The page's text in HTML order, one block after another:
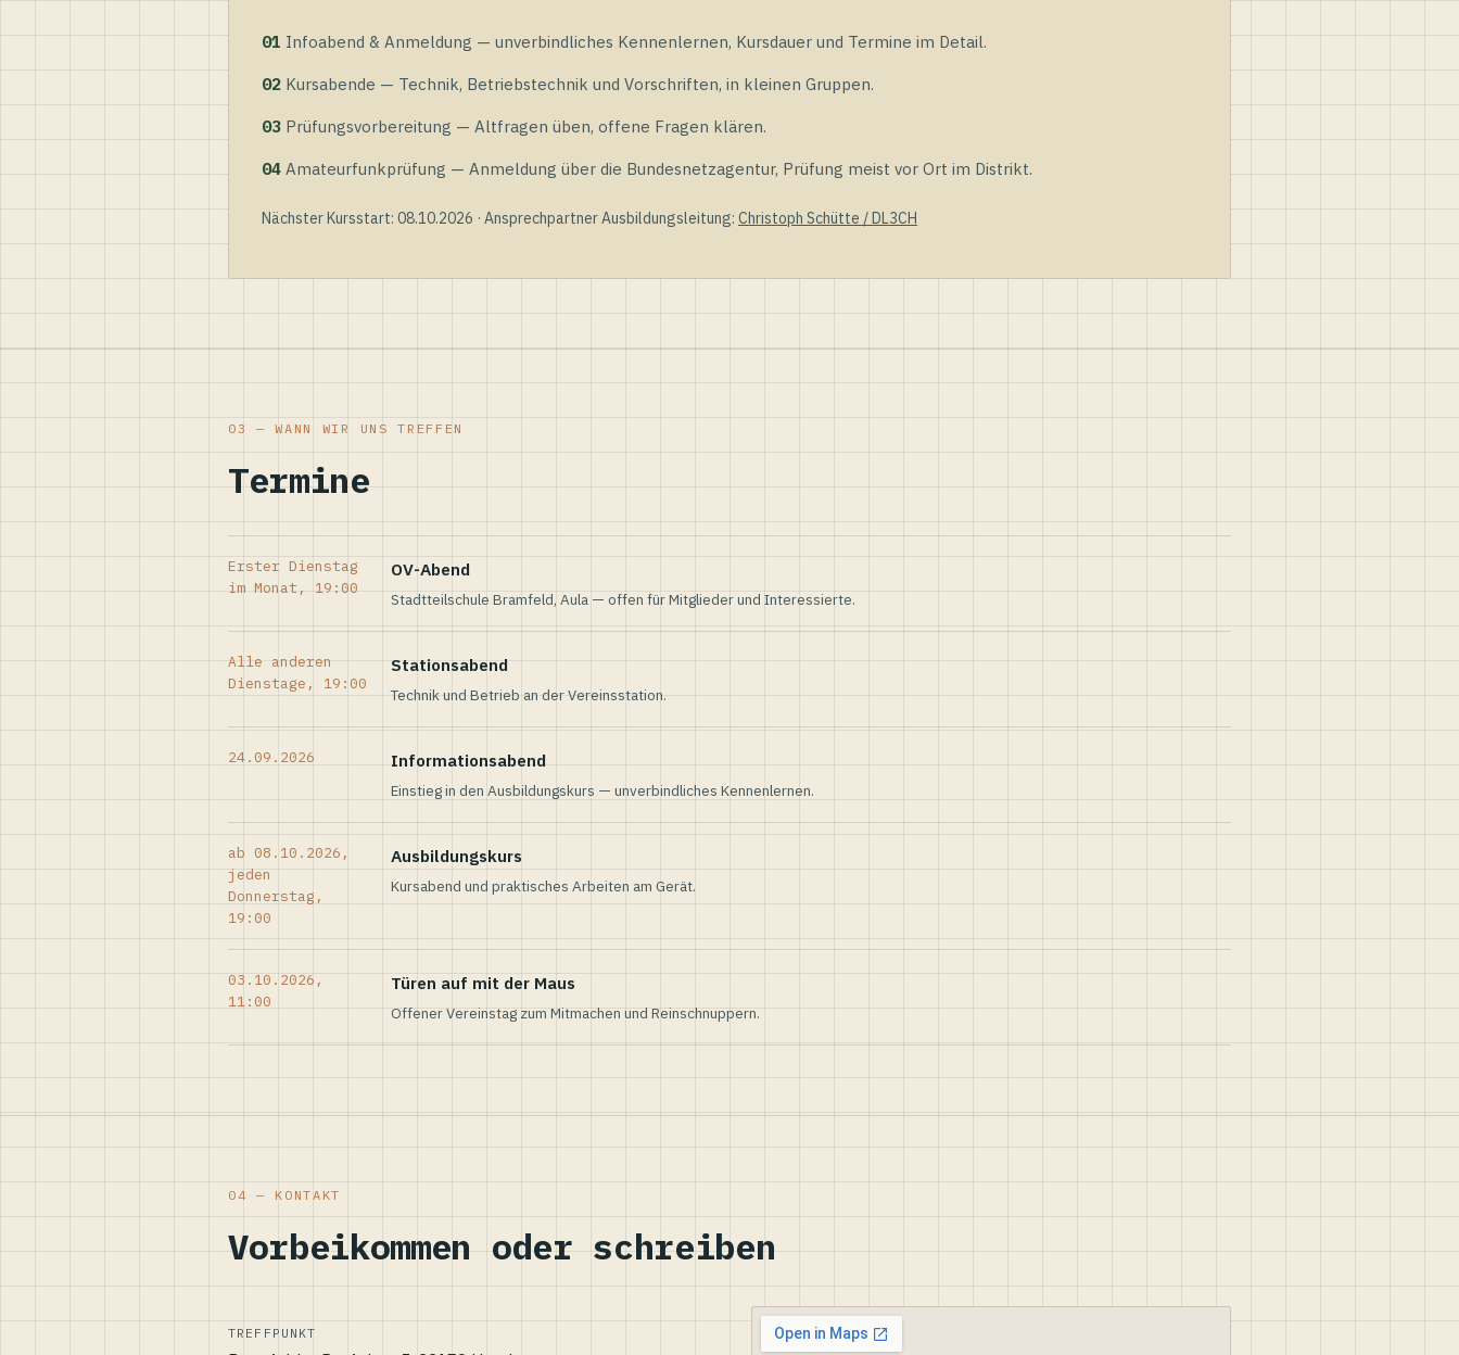
01 Infoabend & Anmeldung — unverbindliches Kennenlernen, Kursdauer und Termine im Detail.
02 Kursabende — Technik, Betriebstechnik und Vorschriften, in kleinen Gruppen.
03 Prüfungsvorbereitung — Altfragen üben, offene Fragen klären.
04 Amateurfunkprüfung — Anmeldung über die Bundesnetzagentur, Prüfung meist vor Ort im Distrikt.
Nächster Kursstart: 08.10.2026 · Ansprechpartner Ausbildungsleitung: Christoph Schütte / DL3CH
03 — WANN WIR UNS TREFFEN
Termine
Erster Dienstag
im Monat, 19:00
OV-Abend
Stadtteilschule Bramfeld, Aula — offen für Mitglieder und Interessierte.
Alle anderen
Dienstage, 19:00
Stationsabend
Technik und Betrieb an der Vereinsstation.
24.09.2026 Informationsabend
Einstieg in den Ausbildungskurs — unverbindliches Kennenlernen.
ab 08.10.2026,
jeden
Donnerstag,
19:00
Ausbildungskurs
Kursabend und praktisches Arbeiten am Gerät.
03.10.2026,
11:00
Türen auf mit der Maus
Offener Vereinstag zum Mitmachen und Reinschnuppern.
04 — KONTAKT
Vorbeikommen oder schreiben
TREFFPUNKT